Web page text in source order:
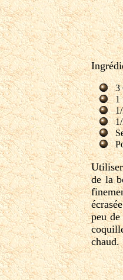
3
1
de la
peu
chaud.